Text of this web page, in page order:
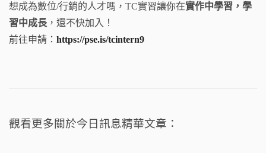
想成為數位/行銷的人才嗎，TC實習讓你在實作中學習，學
習中成長 ，還不快加入！
前往申請： https://pse.is/tcintern9
觀看更多關於今日訊息精華文章：